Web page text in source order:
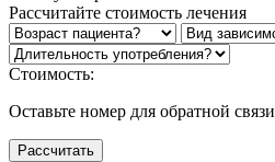
Рассчитайте стоимость лечения
Стоимость:
Оставьте номер для обратной связи
Рассчитать